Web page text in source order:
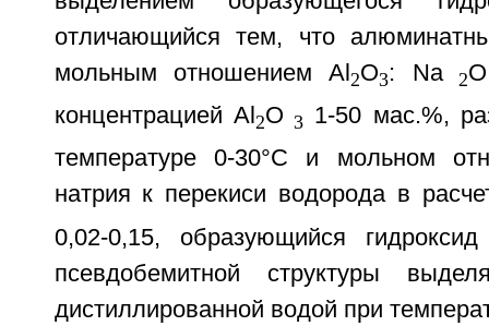
отличающийся тем, что
мольным отношением Аl 2O3: Na2
концентрацией Аl 2O 3 1-50 мас.%,
температуре 0-30°С и мольном
натрия к перекиси водорода в
0,02-0,15, образующийся
псевдобемитной структуры
дистиллированной водой при